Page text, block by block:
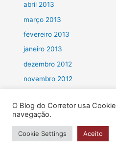
abril 2013
março 2013
fevereiro 2013
janeiro 2013
dezembro 2012
novembro 2012
setembro 2012
julho 2012
O Blog do Corretor usa
navegação.
Cookie Settings Aceito